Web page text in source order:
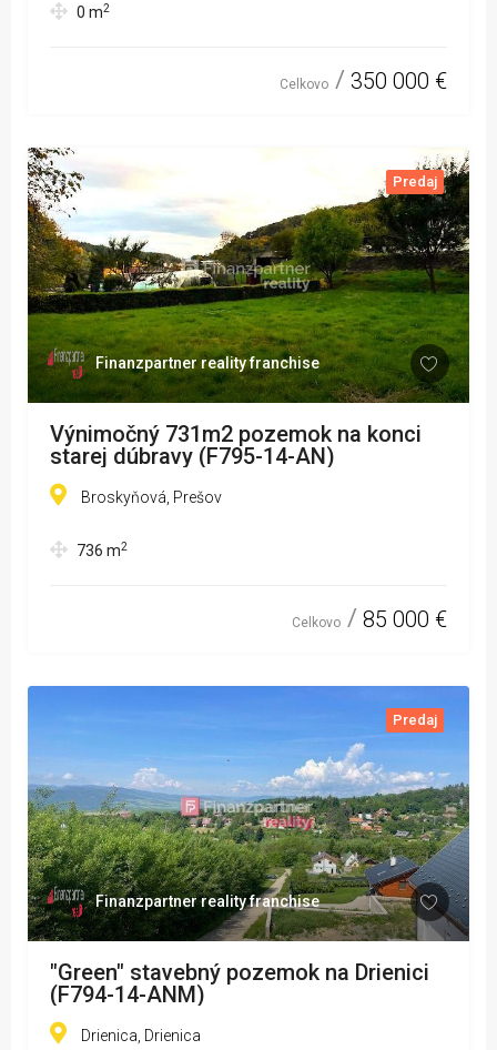
0 m2
Celkovo 350 000 €
Predaj
Finanzpartner reality franchise
Výnimočný 731m2 pozemok na konci
starej dúbravy (F795-14-AN)
Broskyňová, Prešov
736 m2
Celkovo 85 000 €
Predaj
Finanzpartner reality franchise
"Green" stavebný pozemok na Drienici
(F794-14-ANM)
Drienica, Drienica